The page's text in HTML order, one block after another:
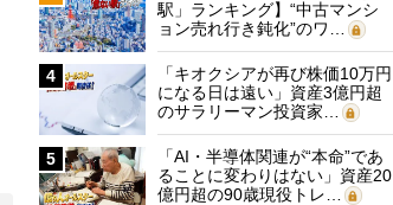
駅」ランキング】“中古マンシ
ョン売れ行き鈍化”のワ…
4
「キオクシアが再び株価10万円
になる日は遠い」資産3億円超
のサラリーマン投資家…
5
「AI・半導体関連が“本命”であ
ることに変わりはない」資産20
億円超の90歳現役トレ…